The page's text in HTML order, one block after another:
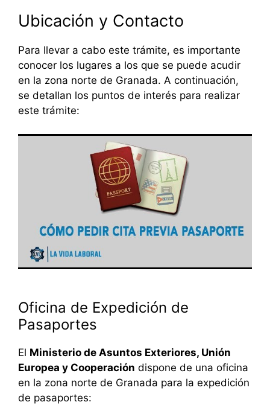
Ubicación y Contacto
Para llevar a cabo este trámite, es importante
conocer los lugares a los que se puede acudir
en la zona norte de Granada. A continuación,
se detallan los puntos de interés para realizar
este trámite:
Oficina de Expedición de
Pasaportes
El Ministerio de Asuntos Exteriores, Unión
Europea y Cooperación dispone de una oficina
en la zona norte de Granada para la expedición
de pasaportes: